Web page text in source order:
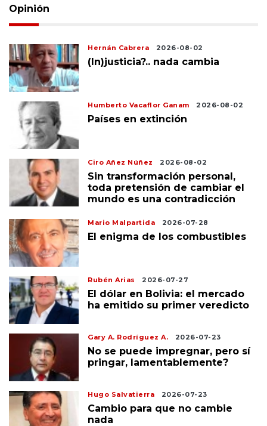
Opinión
Hernán Cabrera 2026-08-02
(In)justicia?.. nada cambia
Humberto Vacaflor Ganam 2026-08-02
Países en extinción
Ciro Añez Núñez 2026-08-02
Sin transformación personal,
toda pretensión de cambiar el
mundo es una contradicción
Mario Malpartida 2026-07-28
El enigma de los combustibles
Rubén Arias 2026-07-27
El dólar en Bolivia: el mercado
ha emitido su primer veredicto
Gary A. Rodríguez A. 2026-07-23
No se puede impregnar, pero sí
pringar, lamentablemente?
Hugo Salvatierra 2026-07-23
Cambio para que no cambie
nada